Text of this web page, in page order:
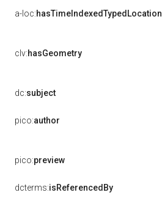
a-loc:hasTimeIndexedTypedLocation
clv:hasGeometry
dc:subject
pico:author
pico:preview
dcterms:isReferencedBy